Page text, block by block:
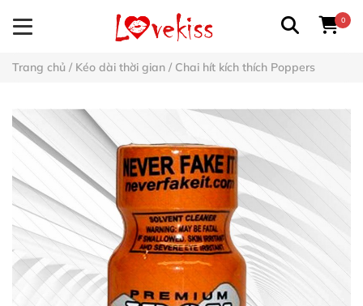
0
Trang chủ / Kéo dài thời gian / Chai hít kích thích Poppers